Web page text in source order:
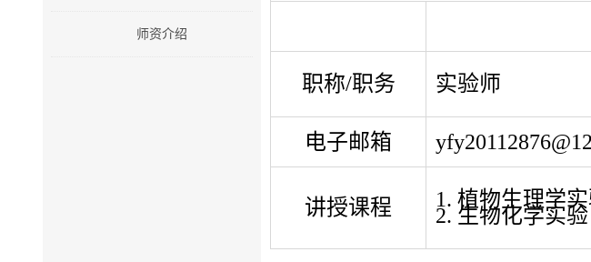
师资介绍
职称/职务 实验师
电子邮箱
讲授课程 1. 植物生理学实
2. 生物化学实